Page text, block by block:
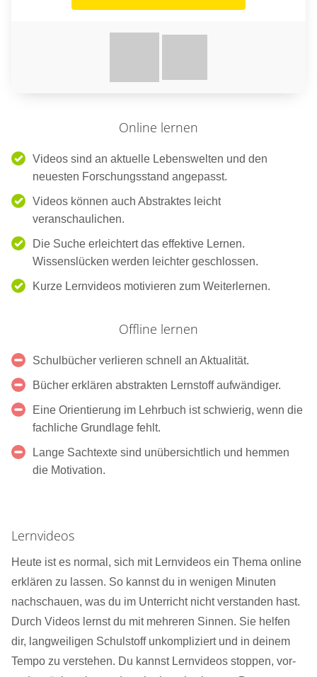
Online lernen
Videos sind an aktuelle Lebenswelten und den
neuesten Forschungsstand angepasst.
Videos können auch Abstraktes leicht
veranschaulichen.
Die Suche erleichtert das effektive Lernen.
Wissenslücken werden leichter geschlossen.
Kurze Lernvideos motivieren zum Weiterlernen.
Offline lernen
Schulbücher verlieren schnell an Aktualität.
Bücher erklären abstrakten Lernstoff aufwändiger.
Eine Orientierung im Lehrbuch ist schwierig, wenn die
fachliche Grundlage fehlt.
Lange Sachtexte sind unübersichtlich und hemmen
die Motivation.
Lernvideos
Heute ist es normal, sich mit Lernvideos ein Thema online
erklären zu lassen. So kannst du in wenigen Minuten
nachschauen, was du im Unterricht nicht verstanden hast.
Durch Videos lernst du mit mehreren Sinnen. Sie helfen
dir, langweiligen Schulstoff unkompliziert und in deinem
Tempo zu verstehen. Du kannst Lernvideos stoppen, vor-